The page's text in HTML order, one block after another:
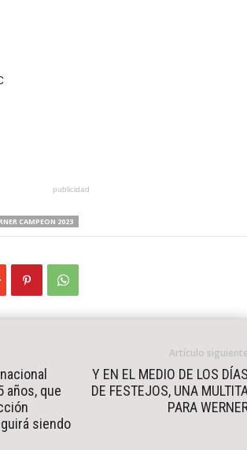
publicidad
CAMPEON 2023
años, que
siendo
Artículo
Y EN EL MEDIO DE LOS
DE FESTEJOS, UNA
PARA